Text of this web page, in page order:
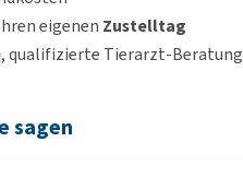
eigenen Zustelltag
, qualifizierte Tierarzt-Beratung
sagen